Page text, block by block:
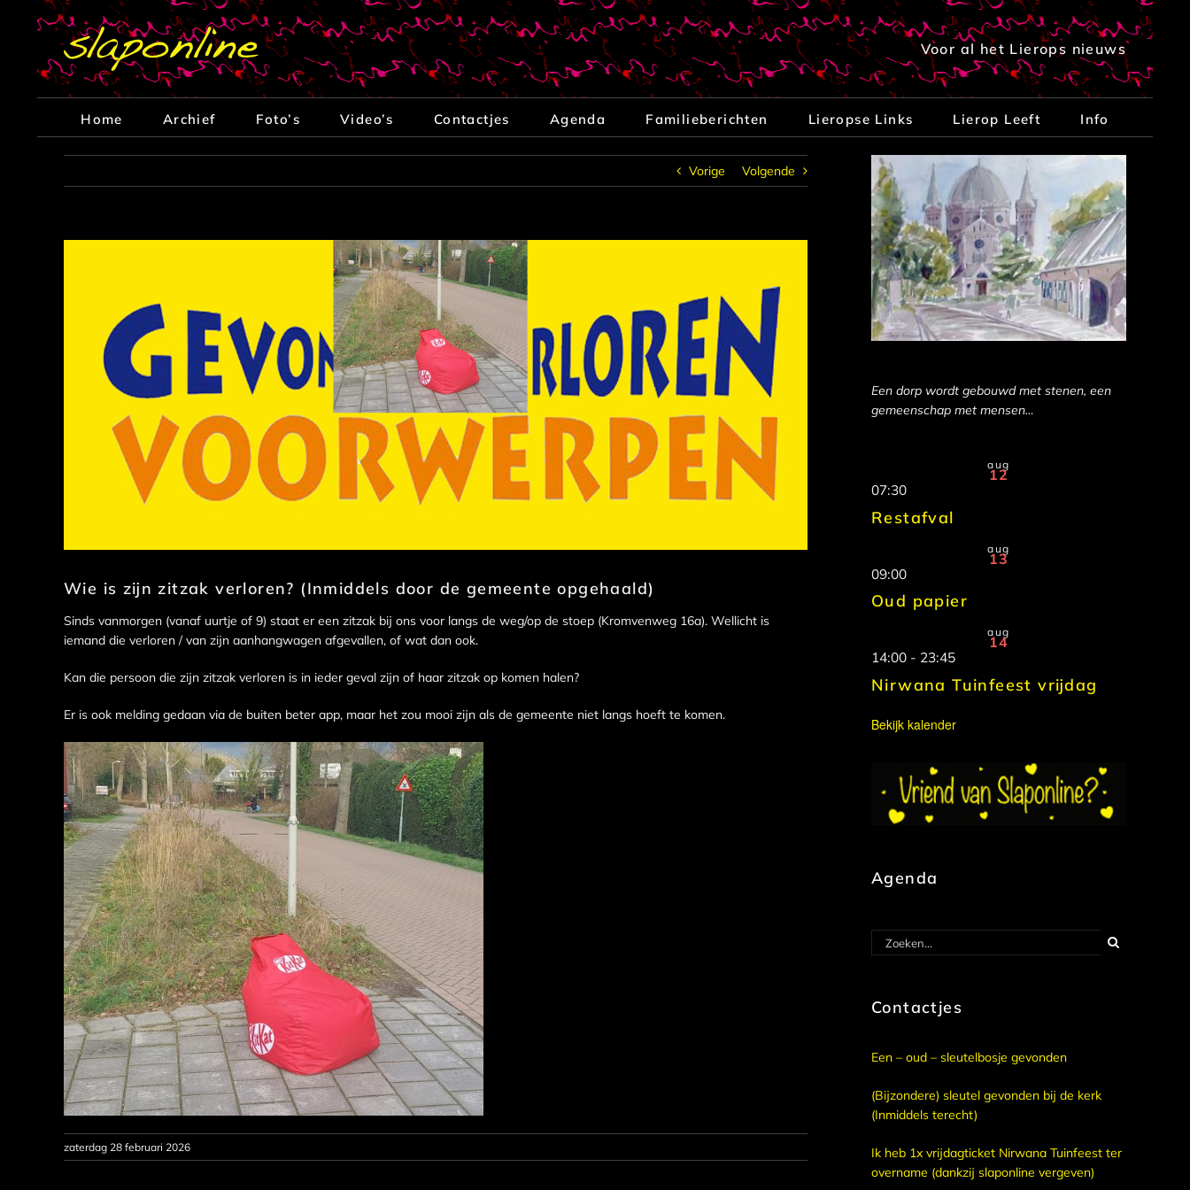
Voor al het Lierops nieuws
Home Archief Foto’s Video’s Contactjes Agenda Familieberichten Lieropse Links Lierop Leeft Info
Vorige Volgende
Wie is zijn zitzak verloren? (Inmiddels door de gemeente opgehaald)
Sinds vanmorgen (vanaf uurtje of 9) staat er een zitzak bij ons voor langs de weg/op de stoep (Kromvenweg 16a). Wellicht is
iemand die verloren / van zijn aanhangwagen afgevallen, of wat dan ook.
Kan die persoon die zijn zitzak verloren is in ieder geval zijn of haar zitzak op komen halen?
Er is ook melding gedaan via de buiten beter app, maar het zou mooi zijn als de gemeente niet langs hoeft te komen.
zaterdag 28 februari 2026
Een dorp wordt gebouwd met stenen, een
gemeenschap met mensen…
aug
12
07:30
Restafval
aug
13
09:00
Oud papier
aug
14
14:00 - 23:45
Nirwana Tuinfeest vrijdag
Bekijk kalender
Agenda
Zoeken
naar:
Contactjes
Een – oud – sleutelbosje gevonden
(Bijzondere) sleutel gevonden bij de kerk
(Inmiddels terecht)
Ik heb 1x vrijdagticket Nirwana Tuinfeest ter
overname (dankzij slaponline vergeven)